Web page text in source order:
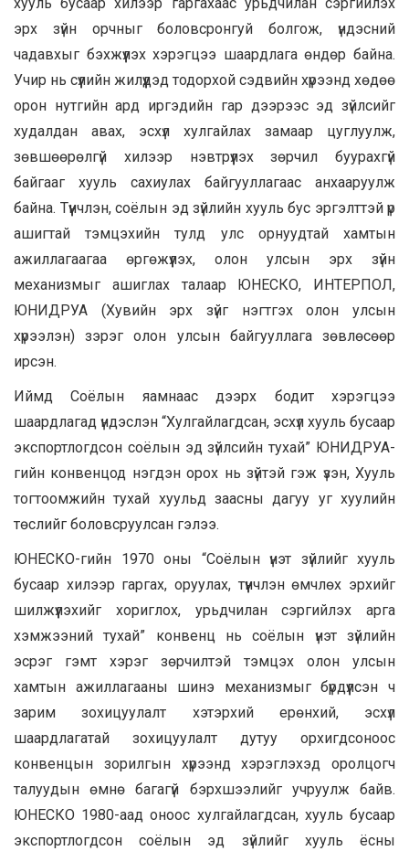
хууль бусаар хилээр гаргахаас урьдчилан сэргийлэх
эрх зүйн орчныг боловсронгуй болгож, үндэсний
чадавхыг бэхжүүлэх хэрэгцээ шаардлага өндөр байна.
Учир нь сүүлийн жилүүдэд тодорхой сэдвийн хүрээнд хөдөө
орон нутгийн ард иргэдийн гар дээрээс эд зүйлсийг
худалдан авах, эсхүл хулгайлах замаар цуглуулж,
зөвшөөрөлгүй хилээр нэвтрүүлэх зөрчил буурахгүй
байгааг хууль сахиулах байгууллагаас анхааруулж
байна. Түүнчлэн, соёлын эд зүйлийн хууль бус эргэлттэй үр
ашигтай тэмцэхийн тулд улс орнуудтай хамтын
ажиллагаагаа өргөжүүлэх, олон улсын эрх зүйн
механизмыг ашиглах талаар ЮНЕСКО, ИНТЕРПОЛ,
ЮНИДРУА (Хувийн эрх зүйг нэгтгэх олон улсын
хүрээлэн) зэрэг олон улсын байгууллага зөвлөсөөр
ирсэн.
Иймд Соёлын яамнаас дээрх бодит хэрэгцээ
шаардлагад үндэслэн “Хулгайлагдсан, эсхүл хууль бусаар
экспортлогдсон соёлын эд зүйлсийн тухай” ЮНИДРУА-
гийн конвенцод нэгдэн орох нь зүйтэй гэж үзэн, Хууль
тогтоомжийн тухай хуульд заасны дагуу уг хуулийн
төслийг боловсруулсан гэлээ.
ЮНЕСКО-гийн 1970 оны “Соёлын үнэт зүйлийг хууль
бусаар хилээр гаргах, оруулах, түүнчлэн өмчлөх эрхийг
шилжүүлэхийг хориглох, урьдчилан сэргийлэх арга
хэмжээний тухай” конвенц нь соёлын үнэт зүйлийн
эсрэг гэмт хэрэг зөрчилтэй тэмцэх олон улсын
хамтын ажиллагааны шинэ механизмыг бүрдүүлсэн ч
зарим зохицуулалт хэтэрхий ерөнхий, эсхүл
шаардлагатай зохицуулалт дутуу орхигдсоноос
конвенцын зорилгын хүрээнд хэрэглэхэд оролцогч
талуудын өмнө багагүй бэрхшээлийг учруулж байв.
ЮНЕСКО 1980-аад оноос хулгайлагдсан, хууль бусаар
экспортлогдсон соёлын эд зүйлийг хууль ёсны